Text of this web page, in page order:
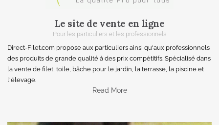
Le site de vente en ligne
Pour les particuliers et les professionnels
Direct-Filet.com propose aux particuliers ainsi qu'aux professionnels
des produits de grande qualité à des prix compétitifs. Spécialisé dans
la vente de filet, toile, bâche pour le jardin, la terrasse, la piscine et
l'élevage.
Read More